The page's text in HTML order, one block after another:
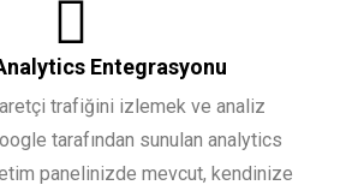
Entegrasyonu
trafiğini izlemek ve analiz
tarafından sunulan analytics
panelinizde mevcut, kendinize